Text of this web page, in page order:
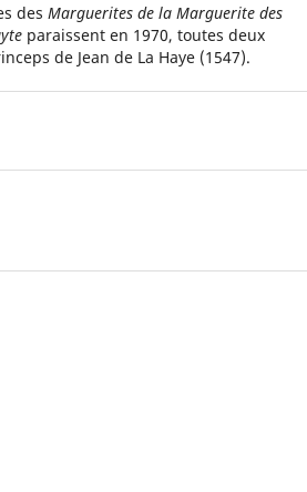
des Marguerites de la Marguerite des
paraissent en 1970, toutes deux
de Jean de La Haye (1547).